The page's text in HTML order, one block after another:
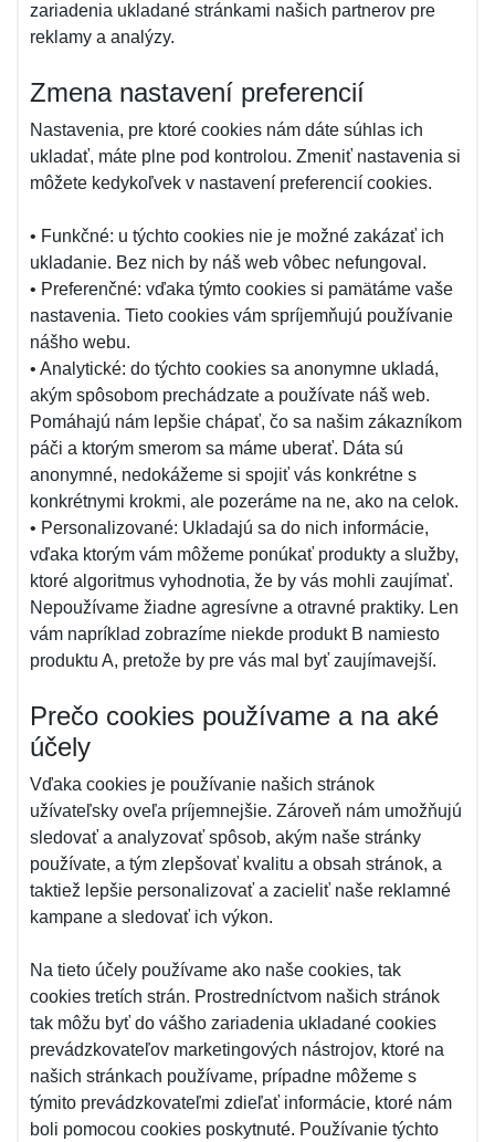
zariadenia ukladané stránkami našich partnerov pre
reklamy a analýzy.
Zmena nastavení preferencií
Nastavenia, pre ktoré cookies nám dáte súhlas ich
ukladať, máte plne pod kontrolou. Zmeniť nastavenia si
môžete kedykoľvek v nastavení preferencií cookies.
• Funkčné: u týchto cookies nie je možné zakázať ich
ukladanie. Bez nich by náš web vôbec nefungoval.
• Preferenčné: vďaka týmto cookies si pamätáme vaše
nastavenia. Tieto cookies vám spríjemňujú používanie
nášho webu.
• Analytické: do týchto cookies sa anonymne ukladá,
akým spôsobom prechádzate a používate náš web.
Pomáhajú nám lepšie chápať, čo sa našim zákazníkom
páči a ktorým smerom sa máme uberať. Dáta sú
anonymné, nedokážeme si spojiť vás konkrétne s
konkrétnymi krokmi, ale pozeráme na ne, ako na celok.
• Personalizované: Ukladajú sa do nich informácie,
vďaka ktorým vám môžeme ponúkať produkty a služby,
ktoré algoritmus vyhodnotia, že by vás mohli zaujímať.
Nepoužívame žiadne agresívne a otravné praktiky. Len
vám napríklad zobrazíme niekde produkt B namiesto
produktu A, pretože by pre vás mal byť zaujímavejší.
Prečo cookies používame a na aké
účely
Vďaka cookies je používanie našich stránok
užívateľsky oveľa príjemnejšie. Zároveň nám umožňujú
sledovať a analyzovať spôsob, akým naše stránky
používate, a tým zlepšovať kvalitu a obsah stránok, a
taktiež lepšie personalizovať a zacieliť naše reklamné
kampane a sledovať ich výkon.
Na tieto účely používame ako naše cookies, tak
cookies tretích strán. Prostredníctvom našich stránok
tak môžu byť do vášho zariadenia ukladané cookies
prevádzkovateľov marketingových nástrojov, ktoré na
našich stránkach používame, prípadne môžeme s
týmito prevádzkovateľmi zdieľať informácie, ktoré nám
boli pomocou cookies poskytnuté. Používanie týchto